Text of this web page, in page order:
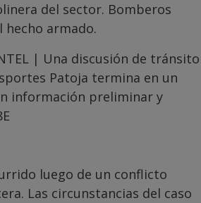
del sector. Bomberos
armado.
| Una discusión de tránsito
Patoja termina en un
información preliminar y
luego de un conflicto
Las circunstancias del caso